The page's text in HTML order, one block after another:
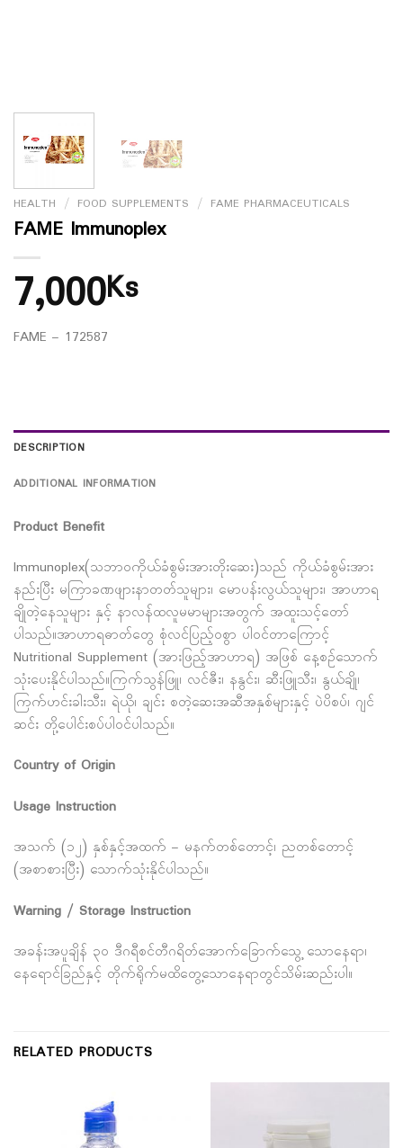
HEALTH / FOOD SUPPLEMENTS / FAME PHARMACEUTICALS
FAME Immunoplex
7,000Ks
FAME – 172587
DESCRIPTION
ADDITIONAL INFORMATION
Product Benefit
Immunoplex(သဘာဝကိုယ်ခံစွမ်းအားတိုးဆေး)သည် ကိုယ်ခံစွမ်းအား
နည်းပြီး မကြာခဏဖျားနာတတ်သူများ၊ မောပန်းလွယ်သူများ၊ အာဟာရ
ချိုတဲ့နေသူများ နှင့် နာလန်ထလူမမာများအတွက် အထူးသင့်တော်
ပါသည်။အာဟာရဓာတ်တွေ စုံလင်ပြည့်ဝစွာ ပါဝင်တာကြောင့်
Nutritional Supplement (အားဖြည့်အာဟာရ) အဖြစ် နေ့စဉ်သောက်
သုံးပေးနိုင်ပါသည်။ကြက်သွန်ဖြူ၊ လင်ဇီး၊ နနွင်း၊ ဆီးဖြူသီး၊ နွယ်ချို၊
ကြက်ဟင်းခါးသီး၊ ရဲယို၊ ချင်း စတဲ့ဆေးအဆီအနှစ်များနှင့် ပဲပိစပ်၊ ဂျင်
ဆင်း တို့ပေါင်းစပ်ပါဝင်ပါသည်။
Country of Origin
Usage Instruction
အသက် (၁၂) နှစ်နှင့်အထက် – မနက်တစ်တောင့်၊ ညတစ်တောင့်
(အစာစားပြီး) သောက်သုံးနိုင်ပါသည်။
Warning / Storage Instruction
အခန်းအပူချိန် ၃၀ ဒီဂရီစင်တီဂရိတ်အောက်ခြောက်သွေ့ သောနေရာ၊
နေရောင်ခြည်နှင့် တိုက်ရိုက်မထိတွေ့သောနေရာတွင်သိမ်းဆည်းပါ။
RELATED PRODUCTS